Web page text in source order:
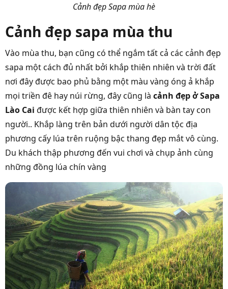
Cảnh đẹp Sapa mùa hè
Cảnh đẹp sapa mùa thu
Vào mùa thu, bạn cũng có thể ngắm tất cả các cảnh đẹp
sapa một cách đủ nhất bởi khắp thiên nhiên và trời đất
nơi đây được bao phủ bằng một màu vàng óng ả khắp
mọi triền đê hay núi rừng, đây cũng là cảnh đẹp ở Sapa
Lào Cai được kết hợp giữa thiên nhiên và bàn tay con
người.. Khắp làng trên bản dưới người dân tộc địa
phương cấy lúa trên ruộng bậc thang đẹp mắt vô cùng.
Du khách thập phương đến vui chơi và chụp ảnh cùng
những đồng lúa chín vàng